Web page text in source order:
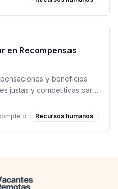
en Recompensas
y beneficios
justas y competitivas para
Recursos humanos